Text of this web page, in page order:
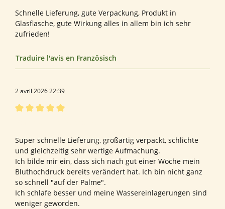
Schnelle Lieferung, gute Verpackung, Produkt in
Glasflasche, gute Wirkung alles in allem bin ich sehr
zufrieden!
Traduire l'avis en Französisch
2 avril 2026 22:39
Super schnelle Lieferung, großartig verpackt, schlichte
und gleichzeitig sehr wertige Aufmachung.
Ich bilde mir ein, dass sich nach gut einer Woche mein
Bluthochdruck bereits verändert hat. Ich bin nicht ganz
so schnell "auf der Palme".
Ich schlafe besser und meine Wassereinlagerungen sind
weniger geworden.